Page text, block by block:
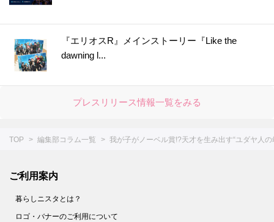
『エリオスR』メインストーリー『Like the
dawning l...
プレスリリース情報一覧をみる
TOP 編集部コラム一覧 我が子がノーベル賞!?天才を生み出す“ユダヤ人
ご利用案内
暮らしニスタとは？
ロゴ・バナーのご利用について